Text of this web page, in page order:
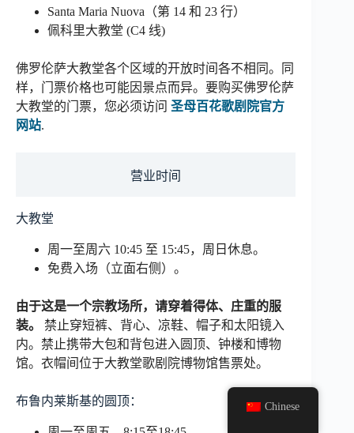
Santa Maria Nuova（第 14 和 23 行）
佩科里大教堂 (C4 线)
佛罗伦萨大教堂各个区域的开放时间各不相同。同
样，门票价格也可能因景点而异。要购买佛罗伦萨
大教堂的门票，您必须访问 圣母百花歌剧院官方
网站.
营业时间
大教堂
周一至周六 10:45 至 15:45，周日休息。
免费入场（立面右侧）。
由于这是一个宗教场所，请穿着得体、庄重的服
装。
禁止穿短裤、背心、凉鞋、帽子和太阳镜入
内。禁止携带大包和背包进入圆顶、钟楼和博物
馆。衣帽间位于大教堂歌剧院博物馆售票处。
布鲁内莱斯基的圆顶： Chinese